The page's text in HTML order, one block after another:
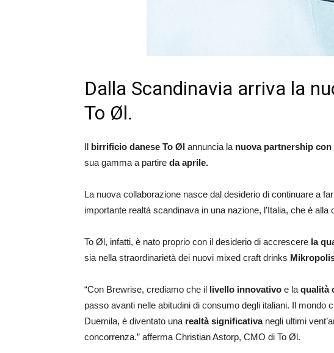
Dalla Scandinavia arriva la
To Øl.
Il birrificio danese To Øl annuncia la nuova partnership
sua gamma a partire da aprile.
La nuova collaborazione nasce dal desiderio di continuare a
importante realtà scandinava in una nazione, l’Italia, che è alla
To Øl, infatti, è nato proprio con il desiderio di accrescere la
sia nella straordinarietà dei nuovi mixed craft drinks
“Con Brewrise, crediamo che il livello innovativo e la qualità
passo avanti nelle abitudini di consumo degli italiani. Il mondo
Duemila, è diventato una realtà significativanegli ultimi
concorrenza.” afferma Christian Astorp, CMO di To Øl.